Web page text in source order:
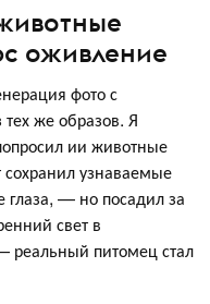
оживление
фото с
же образов. Я
ии животные
сохранил узнаваемые
— но посадил за
свет в
питомец стал